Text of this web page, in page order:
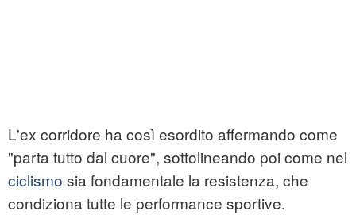
L'ex corridore ha così esordito affermando come
"parta tutto dal cuore", sottolineando poi come nel
ciclismo sia fondamentale la resistenza, che
condiziona tutte le performance sportive.